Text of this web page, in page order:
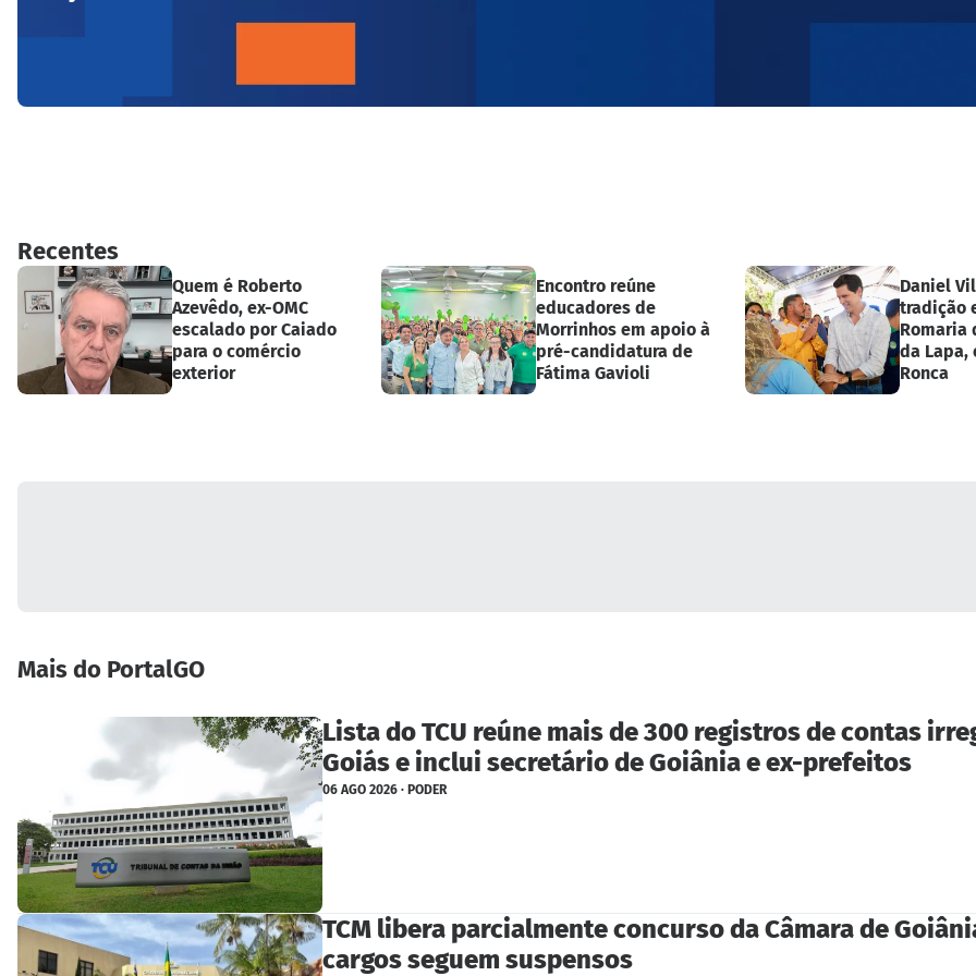
Recentes
Quem é Roberto
Azevêdo, ex-OMC
escalado por Caiado
para o comércio
exterior
Encontro reúne
educadores de
Morrinhos em apoio à
pré-candidatura de
Fátima Gavioli
Daniel
tradição
Romaria
da Lapa,
Ronca
Mais do PortalGO
Lista do TCU reúne mais de 300 registros de contas
Goiás e inclui secretário de Goiânia e ex-prefeitos
06 AGO 2026 · PODER
TCM libera parcialmente concurso da Câmara de
cargos seguem suspensos